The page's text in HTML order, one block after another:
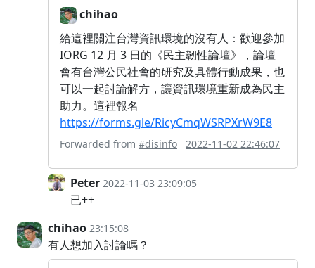
chihao
給這裡關注台灣資訊環境的沒有人：歡迎參加
IORG 12 月 3 日的《民主韌性論壇》，論壇
會有台灣公民社會的研究及具體行動成果，也
可以一起討論解方，讓資訊環境重新成為民主
助力。這裡報名
https://forms.gle/RicyCmqWSRPXrW9E8
Forwarded from #disinfo 2022-11-02 22:46:07
Peter 2022-11-03 23:09:05
已++
chihao 23:15:08
有人想加入討論嗎？